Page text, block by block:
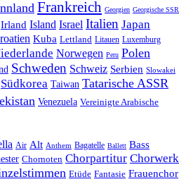
Frankreich Georgien Georgische SSR
Irland Island Israel Italien Japan
Kuba Lettland Litauen Luxemburg
Norwegen Peru Polen
Schweden Schweiz Serbien Slowakei
Südkorea Taiwan Tatarische ASSR
Venezuela Vereinigte Arabische
Air Alt Anthem Bagatelle Ballett Bass
Chornoten Chorpartitur Chorwerk
Etüde Fantasie Frauenchor